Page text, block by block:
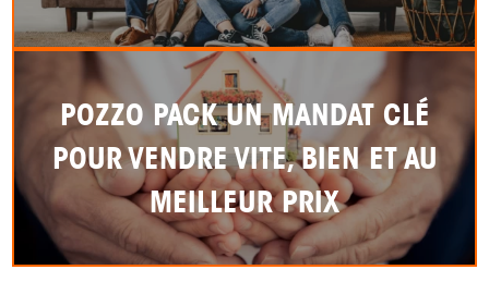
POZZO PACK UN MANDAT CLÉ
POUR VENDRE VITE, BIEN ET AU
MEILLEUR PRIX